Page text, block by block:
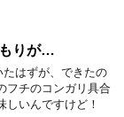
りが…
はずが、できたの
フチのコンガリ具合
しいんですけど！